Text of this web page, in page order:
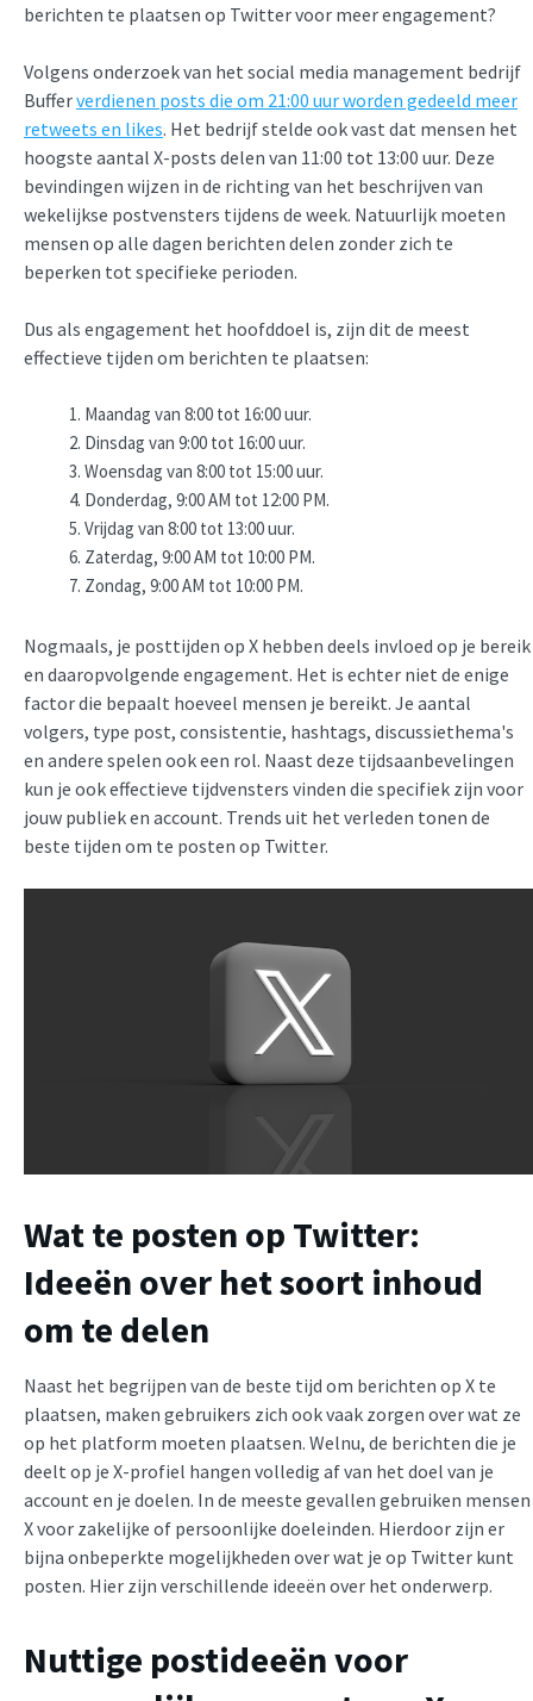
berichten te plaatsen op Twitter voor meer engagement?
Volgens onderzoek van het social media management bedrijf
Bufferverdienen posts die om 21:00 uur worden gedeeld meer
retweets en likes. Het bedrijf stelde ook vast dat mensen het
hoogste aantal X-posts delen van 11:00 tot 13:00 uur. Deze
bevindingen wijzen in de richting van het beschrijven van
wekelijkse postvensters tijdens de week. Natuurlijk moeten
mensen op alle dagen berichten delen zonder zich te
beperken tot specifieke perioden.
Dus als engagement het hoofddoel is, zijn dit de meest
effectieve tijden om berichten te plaatsen:
Maandag van 8:00 tot 16:00 uur.
Dinsdag van 9:00 tot 16:00 uur.
Woensdag van 8:00 tot 15:00 uur.
Donderdag, 9:00 AM tot 12:00 PM.
Vrijdag van 8:00 tot 13:00 uur.
Zaterdag, 9:00 AM tot 10:00 PM.
Zondag, 9:00 AM tot 10:00 PM.
Nogmaals, je posttijden op X hebben deels invloed op je bereik
en daaropvolgende engagement. Het is echter niet de enige
factor die bepaalt hoeveel mensen je bereikt. Je aantal
volgers, type post, consistentie, hashtags, discussiethema's
en andere spelen ook een rol. Naast deze tijdsaanbevelingen
kun je ook effectieve tijdvensters vinden die specifiek zijn voor
jouw publiek en account. Trends uit het verleden tonen de
beste tijden om te posten op Twitter.
Wat te posten op Twitter:
Ideeën over het soort inhoud
om te delen
Naast het begrijpen van de beste tijd om berichten op X te
plaatsen, maken gebruikers zich ook vaak zorgen over wat ze
op het platform moeten plaatsen. Welnu, de berichten die je
deelt op je X-profiel hangen volledig af van het doel van je
account en je doelen. In de meeste gevallen gebruiken mensen
X voor zakelijke of persoonlijke doeleinden. Hierdoor zijn er
bijna onbeperkte mogelijkheden over wat je op Twitter kunt
posten. Hier zijn verschillende ideeën over het onderwerp.
Nuttige postideeën voor